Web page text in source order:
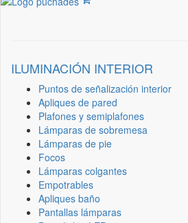
ILUMINACIÓN INTERIOR
Puntos de señalización interior
Apliques de pared
Plafones y semiplafones
Lámparas de sobremesa
Lámparas de pie
Focos
Lámparas colgantes
Empotrables
Apliques baño
Pantallas lámparas